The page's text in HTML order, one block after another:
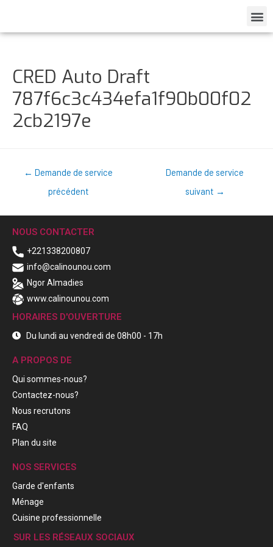
CRED Auto Draft
787f6c3c434efa1f90b00f02
2cb2197e
← Demande de service
précédent
Demande de service
suivant →
NOUS CONTACTER
+221338200807
info@calinounou.com
Ngor Almadies
www.calinounou.com
HORAIRES D'OUVERTURE
Du lundi au vendredi de 08h00 - 17h
A PROPOS DE
Qui sommes-nous?
Contactez-nous?
Nous recrutons
FAQ
Plan du site
NOS SERVICES
Garde d'enfants
Ménage
Cuisine professionnelle
SUR LES RÉSEAUX SOCIAUX